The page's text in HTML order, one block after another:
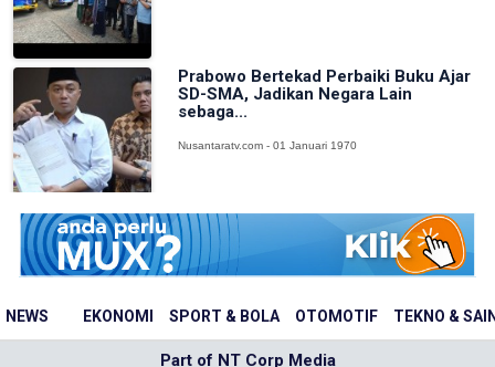
NEWS EKONOMI SPORT & BOLA OTOMOTIF TEKNO &
Prabowo Bertekad Perbaiki Buku Ajar
SD-SMA, Jadikan Negara Lain
sebaga...
Nusantaratv.com - 01 Januari 1970
Part of NT Corp Media